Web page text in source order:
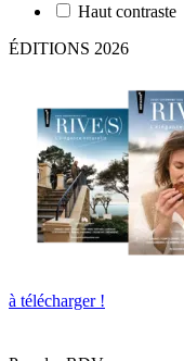
Haut contraste
ÉDITIONS 2026
à télécharger !